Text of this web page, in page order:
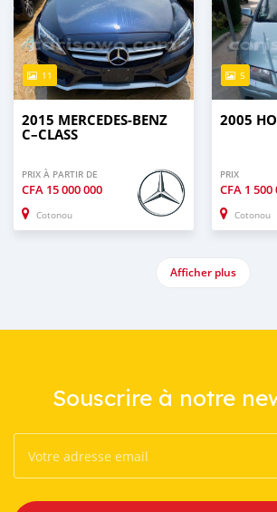
11
2015 MERCEDES-BENZ
C–CLASS
PRIX À PARTIR DE
CFA 15 000 000
Cotonou
5
2005
PRIX
CFA 1 500
Cotonou
Afficher plus
Souscrire à notre